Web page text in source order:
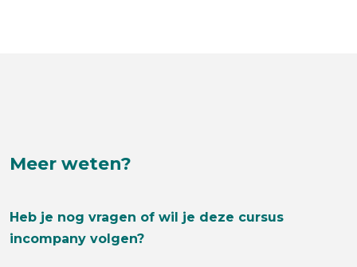
Meer weten?
Heb je nog vragen of wil je deze cursus
incompany volgen?